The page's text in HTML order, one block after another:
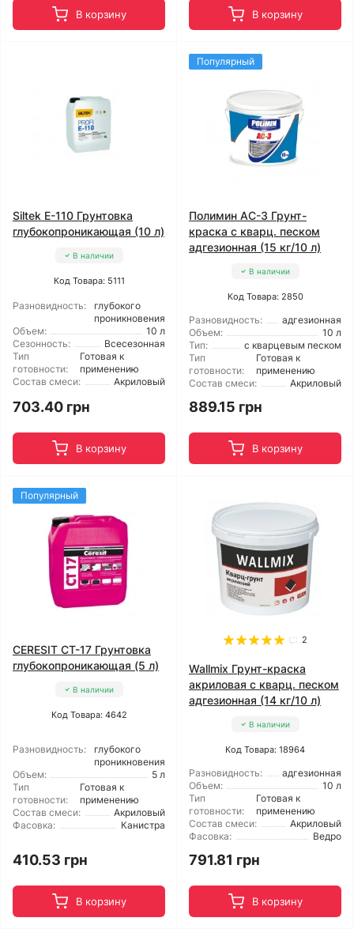
В корзину В корзину
Siltek E-110 Грунтовка
глубокопроникающая (10 л)
В наличии
Код Товара: 5111
Разновидность:
глубокого
проникновения
Объем:
10 л
Сезонность:
Всесезонная
Тип
готовности:
Готовая к
применению
Состав смеси:
Акриловый
703.40 грн
В корзину
Популярный
Полимин АС-3 Грунт-
краска с кварц. песком
адгезионная (15 кг/10 л)
В наличии
Код Товара: 2850
Разновидность:
адгезионная
Объем:
10 л
Тип:
с кварцевым песком
Тип
готовности:
Готовая к
применению
Состав смеси:
Акриловый
889.15 грн
В корзину
Популярный
CERESIT CT-17 Грунтовка
глубокопроникающая (5 л)
В наличии
Код Товара: 4642
Разновидность:
глубокого
проникновения
Объем:
5 л
Тип
готовности:
Готовая к
применению
Состав смеси:
Акриловый
Фасовка:
Канистра
410.53 грн
В корзину
2
Wallmix Грунт-краска
акриловая с кварц. песком
адгезионная (14 кг/10 л)
В наличии
Код Товара: 18964
Разновидность:
адгезионная
Объем:
10 л
Тип
готовности:
Готовая к
применению
Состав смеси:
Акриловый
Фасовка:
Ведро
791.81 грн
В корзину